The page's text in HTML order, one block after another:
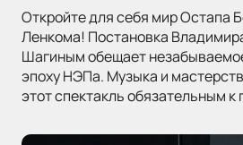
Откройте для себя мир Остапа
Ленкома! Постановка
Шагиным обещает
эпоху НЭПа. Музыка и
этот спектакль обязательным